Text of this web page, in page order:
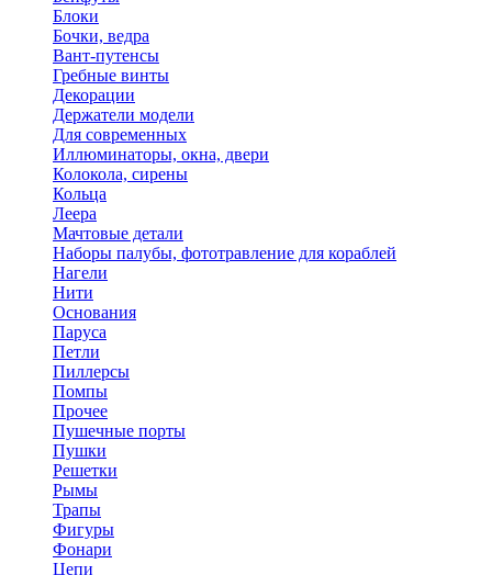
Блоки
Бочки, ведра
Вант-путенсы
Гребные винты
Декорации
Держатели модели
Для современных
Иллюминаторы, окна, двери
Колокола, сирены
Кольца
Леера
Мачтовые детали
Наборы палубы, фототравление для кораблей
Нагели
Нити
Основания
Паруса
Петли
Пиллерсы
Помпы
Прочее
Пушечные порты
Пушки
Решетки
Рымы
Трапы
Фигуры
Фонари
Цепи